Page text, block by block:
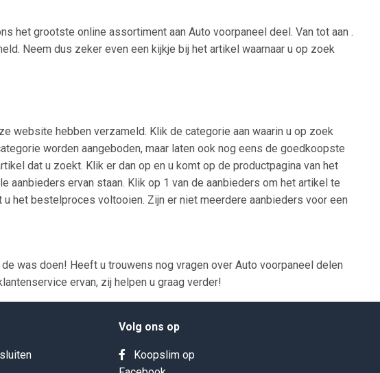
het grootste online assortiment aan Auto voorpaneel deel. Van tot aan .
Neem dus zeker even een kijkje bij het artikel waarnaar u op zoek
website hebben verzameld. Klik de categorie aan waarin u op zoek
worden aangeboden, maar laten ook nog eens de goedkoopste
dat u zoekt. Klik er dan op en u komt op de productpagina van het
ervan staan. Klik op 1 van de aanbieders om het artikel te
het bestelproces voltooien. Zijn er niet meerdere aanbieders voor een
was doen! Heeft u trouwens nog vragen over Auto voorpaneel delen
ervan, zij helpen u graag verder!
Volg ons op
Koopslim op